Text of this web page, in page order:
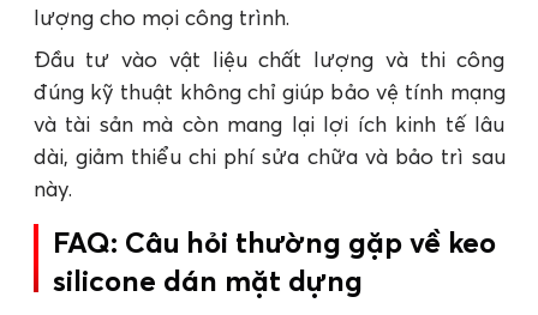
lượng cho mọi công trình.
Đầu tư vào vật liệu chất lượng và thi công
đúng kỹ thuật không chỉ giúp bảo vệ tính mạng
và tài sản mà còn mang lại lợi ích kinh tế lâu
dài, giảm thiểu chi phí sửa chữa và bảo trì sau
này.
FAQ: Câu hỏi thường gặp về keo
silicone dán mặt dựng